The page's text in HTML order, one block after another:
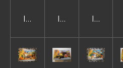
In winkelwagenIn winkelwagen
In